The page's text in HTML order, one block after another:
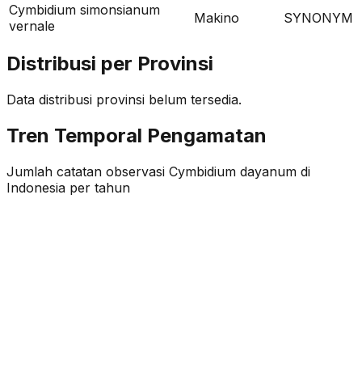
Cymbidium simonsianum
vernale
Makino SYNONYM
Distribusi per Provinsi
Data distribusi provinsi belum tersedia.
Tren Temporal Pengamatan
Jumlah catatan observasi Cymbidium dayanum di
Indonesia per tahun